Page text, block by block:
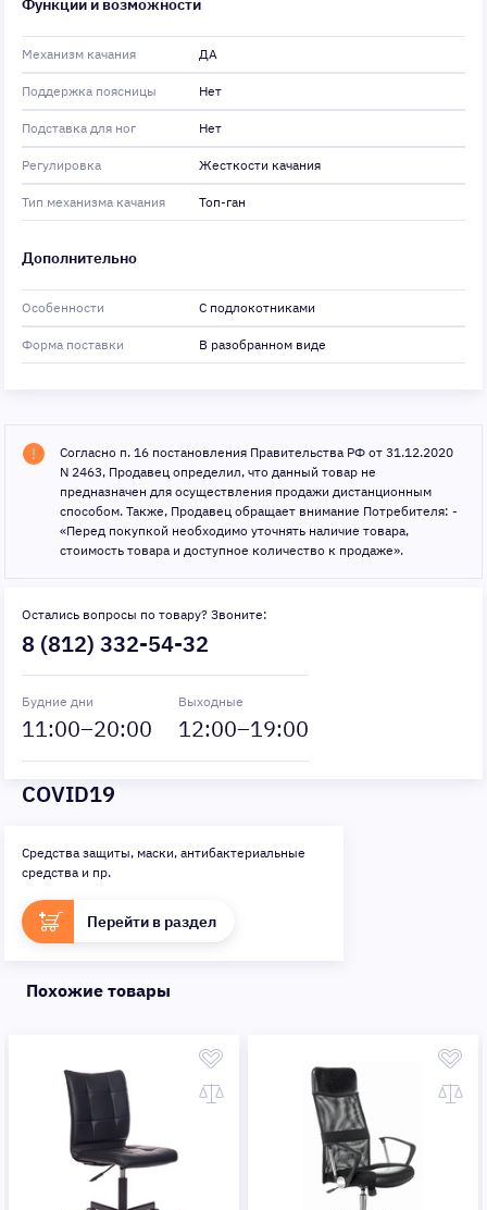
Функции и возможности
Механизм качания ДА
Поддержка поясницы Нет
Подставка для ног Нет
Регулировка Жесткости качания
Тип механизма качания Топ-ган
Дополнительно
Особенности С подлокотниками
Форма поставки В разобранном виде
Согласно п. 16 постановления Правительства РФ от 31.12.2020
N 2463, Продавец определил, что данный товар не
предназначен для осуществления продажи дистанционным
способом. Также, Продавец обращает внимание Потребителя: -
«Перед покупкой необходимо уточнять наличие товара,
стоимость товара и доступное количество к продаже».
Остались вопросы по товару? Звоните:
8 (812) 332-54-32
Будние дни
11:00–20:00
Выходные
12:00–19:00
COVID19
Средства защиты, маски, антибактериальные
средства и пр.
Перейти в раздел
Похожие товары